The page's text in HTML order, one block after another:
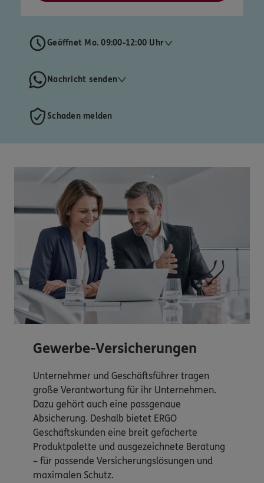
Geöffnet Mo. 09:00-12:00 Uhr
Nachricht senden
Schaden melden
Gewerbe-Versicherungen
Unternehmer und Geschäftsführer tragen
große Verantwortung für ihr Unternehmen.
Dazu gehört auch eine passgenaue
Absicherung. Deshalb bietet ERGO
Geschäftskunden eine breit gefächerte
Produktpalette und ausgezeichnete Beratung
– für passende Versicherungslösungen und
maximalen Schutz.